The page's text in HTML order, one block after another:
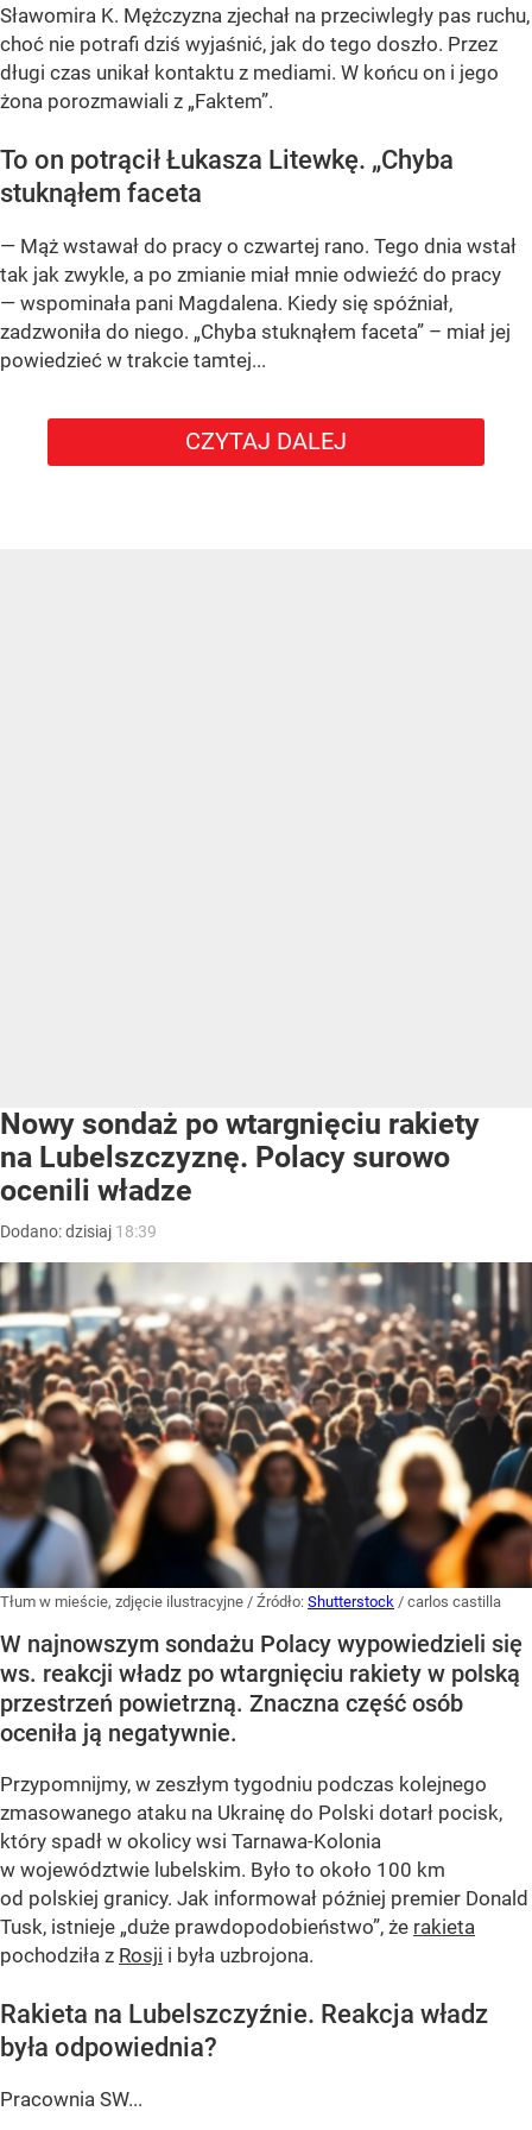
Sławomira K. Mężczyzna zjechał na przeciwległy pas ruchu,
choć nie potrafi dziś wyjaśnić, jak do tego doszło. Przez
długi czas unikał kontaktu z mediami. W końcu on i jego
żona porozmawiali z „Faktem”.
To on potrącił Łukasza Litewkę. „Chyba
stuknąłem faceta
— Mąż wstawał do pracy o czwartej rano. Tego dnia wstał
tak jak zwykle, a po zmianie miał mnie odwieźć do pracy
— wspominała pani Magdalena. Kiedy się spóźniał,
zadzwoniła do niego. „Chyba stuknąłem faceta” – miał jej
powiedzieć w trakcie tamtej...
CZYTAJ DALEJ
Nowy sondaż po wtargnięciu rakiety
na Lubelszczyznę. Polacy surowo
ocenili władze
Dodano:dzisiaj 18:39
Tłum w mieście, zdjęcie ilustracyjne / Źródło: Shutterstock / carlos castilla
W najnowszym sondażu Polacy wypowiedzieli się
ws. reakcji władz po wtargnięciu rakiety w polską
przestrzeń powietrzną. Znaczna część osób
oceniła ją negatywnie.
Przypomnijmy, w zeszłym tygodniu podczas kolejnego
zmasowanego ataku na Ukrainę do Polski dotarł pocisk,
który spadł w okolicy wsi Tarnawa-Kolonia
w województwie lubelskim. Było to około 100 km
od polskiej granicy. Jak informował później premier Donald
Tusk, istnieje „duże prawdopodobieństwo”, że rakieta
pochodziła z Rosji i była uzbrojona.
Rakieta na Lubelszczyźnie. Reakcja władz
była odpowiednia?
Pracownia SW...